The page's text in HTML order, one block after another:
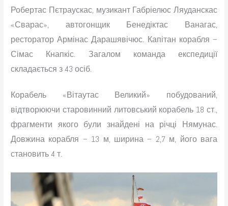
Робертас Пєтраускас, музикант Габріелюс Ляуданскас
«Сварас», автогонщик Бенедіктас Ванагас,
ресторатор Армінас Дарашявічюс. Капітан корабля –
Сімас Кнапкіс. Загалом команда експедиції
складається з 43 осіб.
Корабель «Вітаутас Великий» побудований,
відтворюючи старовинний литовський корабель 18 ст.,
фрагменти якого були знайдені на річці Нямунас.
Довжина корабля – 13 м, ширина – 2,7 м, його вага
становить 4 т.